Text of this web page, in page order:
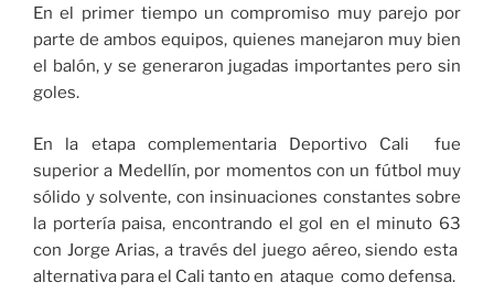
En el primer tiempo un compromiso muy parejo por
parte de ambos equipos, quienes manejaron muy bien
el balón, y se generaron jugadas importantes pero sin
goles.
En la etapa complementaria Deportivo Cali fue
superior a Medellín, por momentos con un fútbol muy
sólido y solvente, con insinuaciones constantes sobre
la portería paisa, encontrando el gol en el minuto 63
con Jorge Arias, a través del juego aéreo, siendo esta
alternativa para el Cali tanto en ataque como defensa.